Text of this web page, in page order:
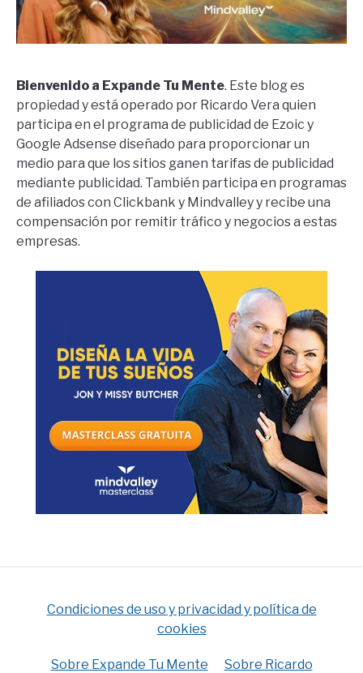
Bienvenido a Expande Tu Mente. Este blog es
propiedad y está operado por Ricardo Vera quien
participa en el programa de publicidad de Ezoic y
Google Adsense diseñado para proporcionar un
medio para que los sitios ganen tarifas de publicidad
mediante publicidad. También participa en programas
de afiliados con Clickbank y Mindvalley y recibe una
compensación por remitir tráfico y negocios a estas
empresas.
Condiciones de uso y privacidad y política de
cookies
Sobre Expande Tu Mente Sobre Ricardo